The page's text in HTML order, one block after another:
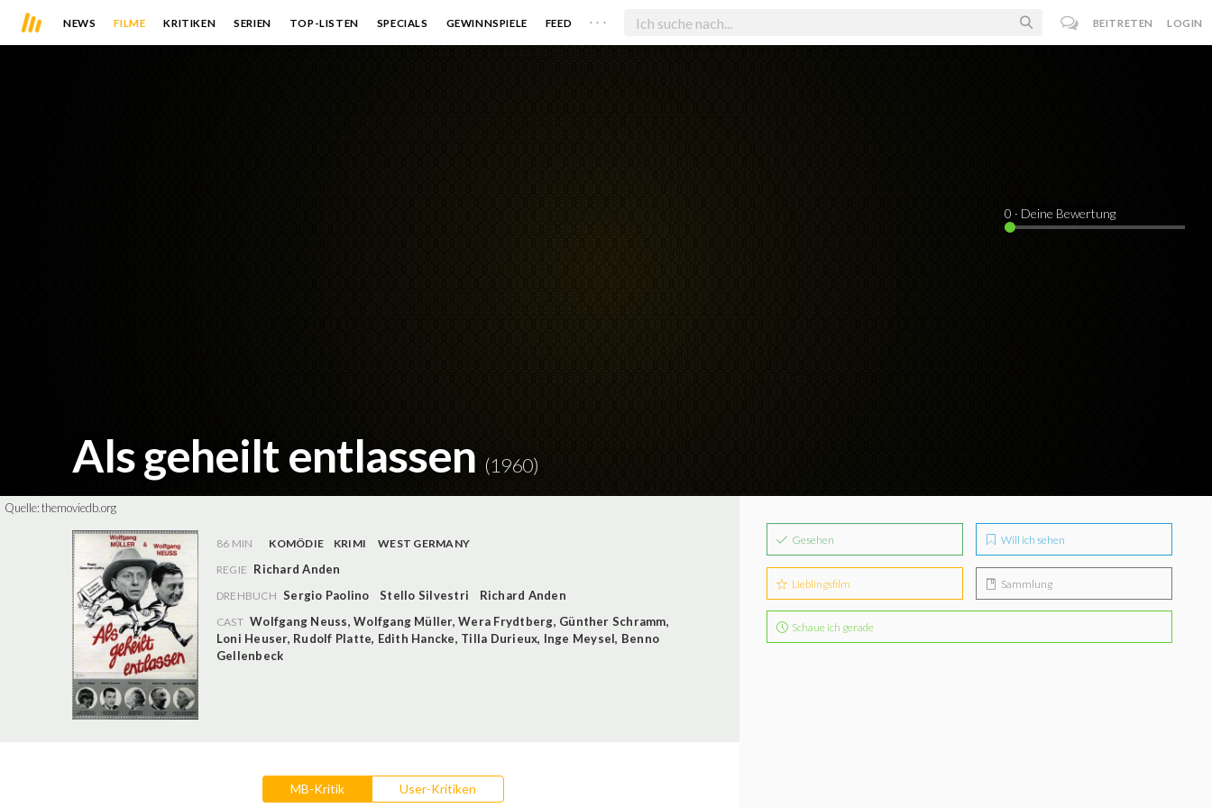
NEWS FILME KRITIKEN SERIEN TOP-LISTEN SPECIALS GEWINNSPIELE FEED . . . BEITRETEN LOGIN
Als geheilt entlassen (1960)
0 · Deine Bewertung
Quelle:themoviedb.org
86 MIN KOMÖDIE KRIMI
WEST GERMANY
REGIE Richard Anden
DREHBUCH Sergio Paolino Stello Silvestri Richard Anden
CAST Wolfgang Neuss,Wolfgang Müller,Wera Frydtberg, Günther Schramm,
Loni Heuser, Rudolf Platte, Edith Hancke, Tilla Durieux, Inge Meysel, Benno
Gellenbeck
MB-Kritik User-Kritiken
Gesehen Will ich sehen
Lieblingsfilm Sammlung
Schaue ich gerade